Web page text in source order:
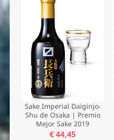
Sake Imperial Daiginjo-
Shu de Osaka | Premio
Mejor Sake 2019
€ 44,45